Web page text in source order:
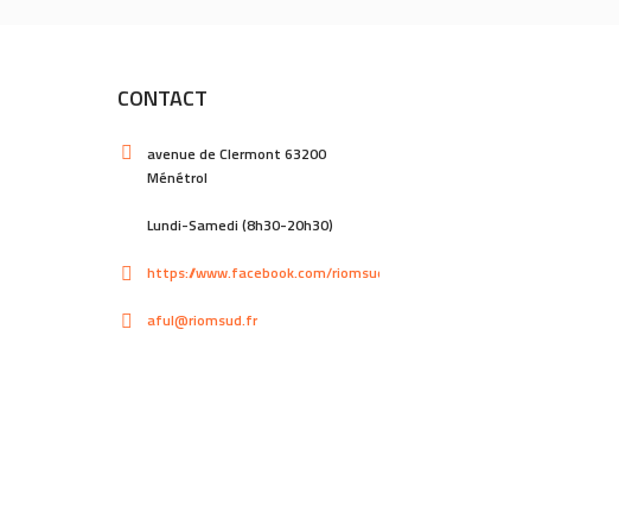
CONTACT
avenue de Clermont 63200
Ménétrol
Lundi-Samedi (8h30-20h30)
https://www.facebook.com/riomsud
aful@riomsud.fr